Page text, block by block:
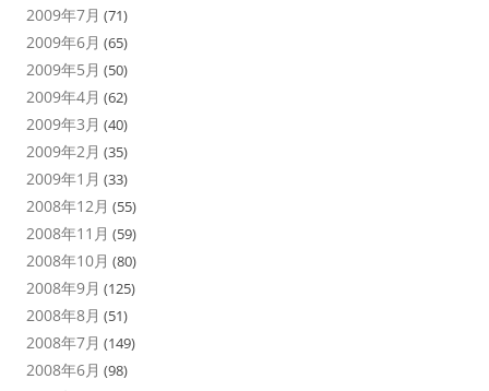
2009年7月 (71)
2009年6月 (65)
2009年5月 (50)
2009年4月 (62)
2009年3月 (40)
2009年2月 (35)
2009年1月 (33)
2008年12月 (55)
2008年11月 (59)
2008年10月 (80)
2008年9月 (125)
2008年8月 (51)
2008年7月 (149)
2008年6月 (98)